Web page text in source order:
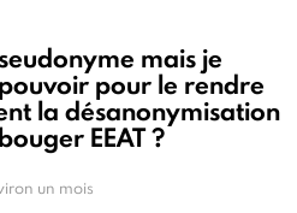
mais je
pour le rendre
la désanonymisation
EEAT ?
un mois